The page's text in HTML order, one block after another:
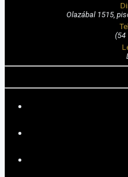
Olazábal 1515,
(54